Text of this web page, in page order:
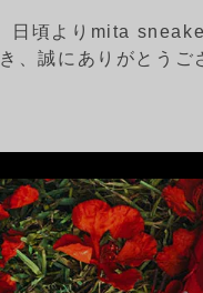
日頃よりmita
き、誠にありがとう